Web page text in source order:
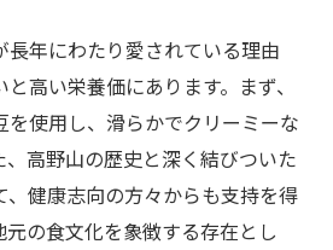
年にわたり愛されている理由
高い栄養価にあります。まず、
を使用し、滑らかでクリーミーな
高野山の歴史と深く結びついた
健康志向の方々からも支持を得
の食文化を象徴する存在とし